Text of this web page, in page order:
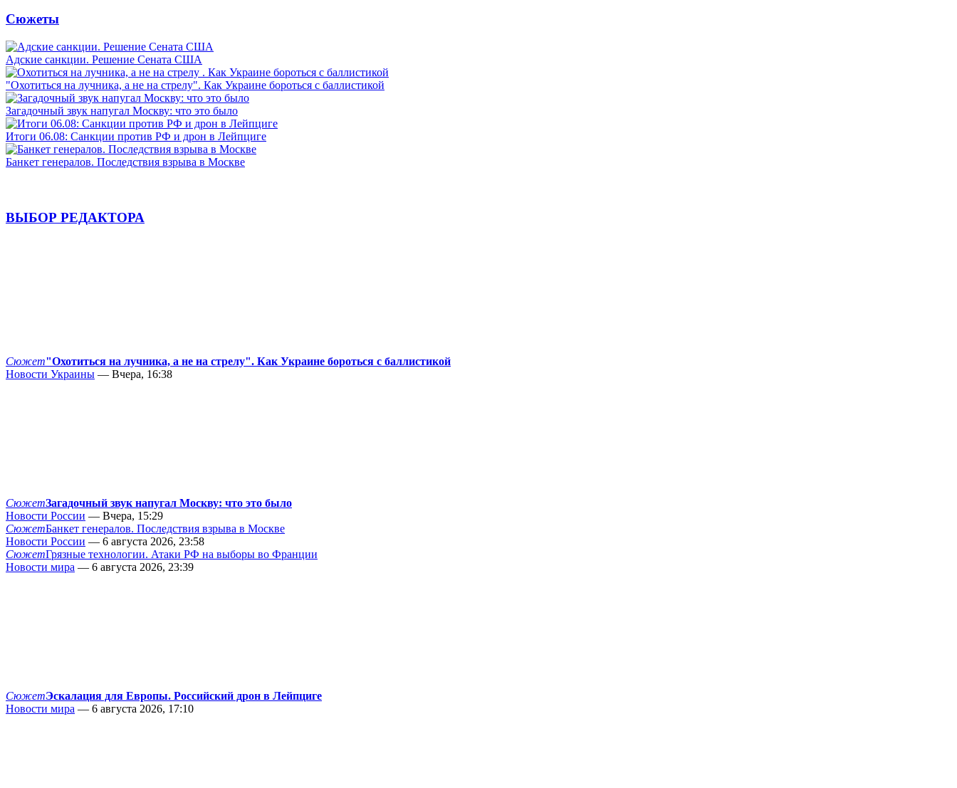
Сюжеты
Адские санкции. Решение Сената США
"Охотиться на лучника, а не на стрелу". Как Украине бороться с баллистикой
Загадочный звук напугал Москву: что это было
Итоги 06.08: Санкции против РФ и дрон в Лейпциге
Банкет генералов. Последствия взрыва в Москве
ВЫБОР РЕДАКТОРА
Сюжет"Охотиться на лучника, а не на стрелу". Как Украине бороться с баллистикой
Новости Украины — Вчера, 16:38
СюжетЗагадочный звук напугал Москву: что это было
Новости России — Вчера, 15:29
СюжетБанкет генералов. Последствия взрыва в Москве
Новости России — 6 августа 2026, 23:58
СюжетГрязные технологии. Атаки РФ на выборы во Франции
Новости мира — 6 августа 2026, 23:39
СюжетЭскалация для Европы. Российский дрон в Лейпциге
Новости мира — 6 августа 2026, 17:10